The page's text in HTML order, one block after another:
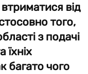
від
того,
з подачі
їхніх
багато чого